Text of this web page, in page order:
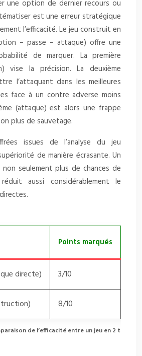
une option de dernier recours ou
est une erreur stratégique
l’efficacité. Le jeu construit en
– passe – attaque) offre une
de marquer. La première
vise la précision. La deuxième
l’attaquant dans les meilleures
face à un contre adverse moins
(attaque) est alors une frappe
plus de sauvetage.
issues de l’analyse du jeu
de manière écrasante. Un
seulement plus de chances de
aussi considérablement le
de l’efficacité entre un jeu en 2
Points marqués
directe) 3/10
8/10